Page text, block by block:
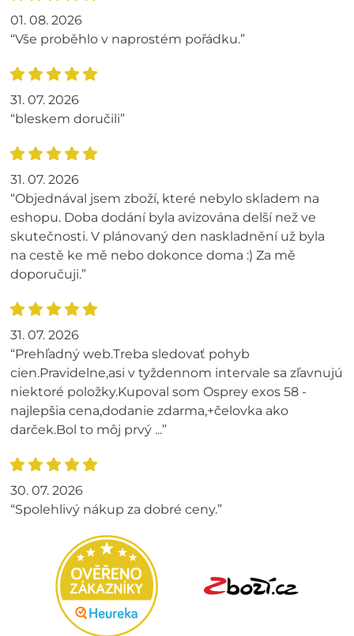
01. 08. 2026
“Vše proběhlo v naprostém pořádku.”
31. 07. 2026
“bleskem doručili”
31. 07. 2026
“Objednával jsem zboží, které nebylo skladem na
eshopu. Doba dodání byla avizována delší než ve
skutečnosti. V plánovaný den naskladnění už byla
na cestě ke mě nebo dokonce doma :) Za mě
doporučuji.”
31. 07. 2026
“Prehľadný web.Treba sledovať pohyb
cien.Pravidelne,asi v tyždennom intervale sa zľavnujú
niektoré položky.Kupoval som Osprey exos 58 -
najlepšia cena,dodanie zdarma,+čelovka ako
darček.Bol to môj prvý ...”
30. 07. 2026
“Spolehlivý nákup za dobré ceny.”